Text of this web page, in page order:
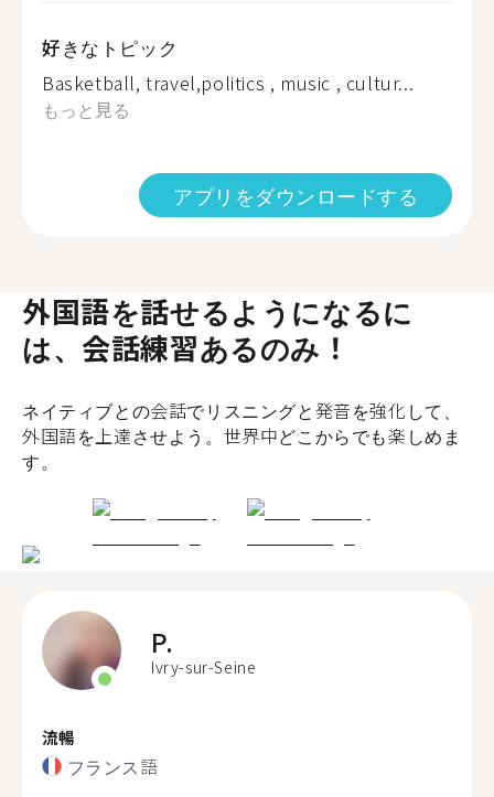
好きなトピック
Basketball, travel,politics , music , cultur...
もっと見る
アプリをダウンロードする
外国語を話せるようになるに
は、会話練習あるのみ！
ネイティブとの会話でリスニングと発音を強化して、
外国語を上達させよう。世界中どこからでも楽しめま
す。
P.
Ivry-sur-Seine
流暢
フランス語